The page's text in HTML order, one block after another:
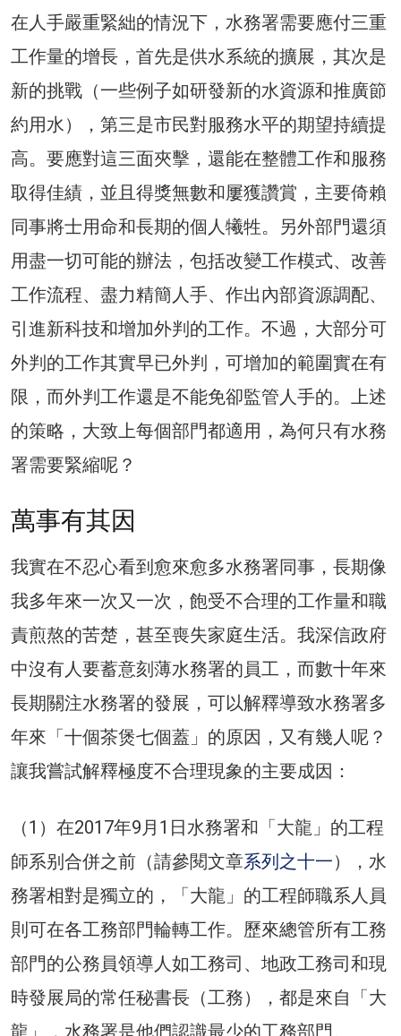
在人手嚴重緊絀的情況下，水務署需要應付三重
工作量的增長，首先是供水系統的擴展，其次是
新的挑戰（一些例子如研發新的水資源和推廣節
約用水），第三是市民對服務水平的期望持續提
高。要應對這三面夾擊，還能在整體工作和服務
取得佳績，並且得獎無數和屢獲讚賞，主要倚賴
同事將士用命和長期的個人犧牲。另外部門還須
用盡一切可能的辦法，包括改變工作模式、改善
工作流程、盡力精簡人手、作出內部資源調配、
引進新科技和增加外判的工作。不過，大部分可
外判的工作其實早已外判，可增加的範圍實在有
限，而外判工作還是不能免卻監管人手的。上述
的策略，大致上每個部門都適用，為何只有水務
署需要緊縮呢？
萬事有其因
我實在不忍心看到愈來愈多水務署同事，長期像
我多年來一次又一次，飽受不合理的工作量和職
責煎熬的苦楚，甚至喪失家庭生活。我深信政府
中沒有人要蓄意刻薄水務署的員工，而數十年來
長期關注水務署的發展，可以解釋導致水務署多
年來「十個茶煲七個蓋」的原因，又有幾人呢？
讓我嘗試解釋極度不合理現象的主要成因：
（1）在2017年9月1日水務署和「大龍」的工程
師系别合併之前（請參閱文章系列之十一），水
務署相對是獨立的，「大龍」的工程師職系人員
則可在各工務部門輪轉工作。歷來總管所有工務
部門的公務員領導人如工務司、地政工務司和現
時發展局的常任秘書長（工務），都是來自「大
龍」，水務署是他們認識最少的工務部門。